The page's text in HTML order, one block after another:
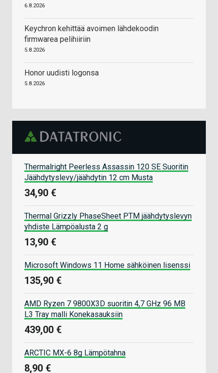
6.8.2026
Keychron kehittää avoimen lähdekoodin
firmwarea pelihiiriin
5.8.2026
Honor uudisti logonsa
5.8.2026
Thermalright Peerless Assassin 120 SE Suoritin
Jäähdytyslevy/jäähdytin 12 cm Musta
34,90 €
Thermal Grizzly PhaseSheet PTM jäähdytyslevyn
yhdiste Lämpöalusta 2 g
13,90 €
Microsoft Windows 11 Home sähköinen lisenssi
135,90 €
AMD Ryzen 7 9800X3D suoritin 4,7 GHz 96 MB
L3 Tray malli Konekasauksiin
439,00 €
ARCTIC MX-6 8g Lämpötahna
8,90 €